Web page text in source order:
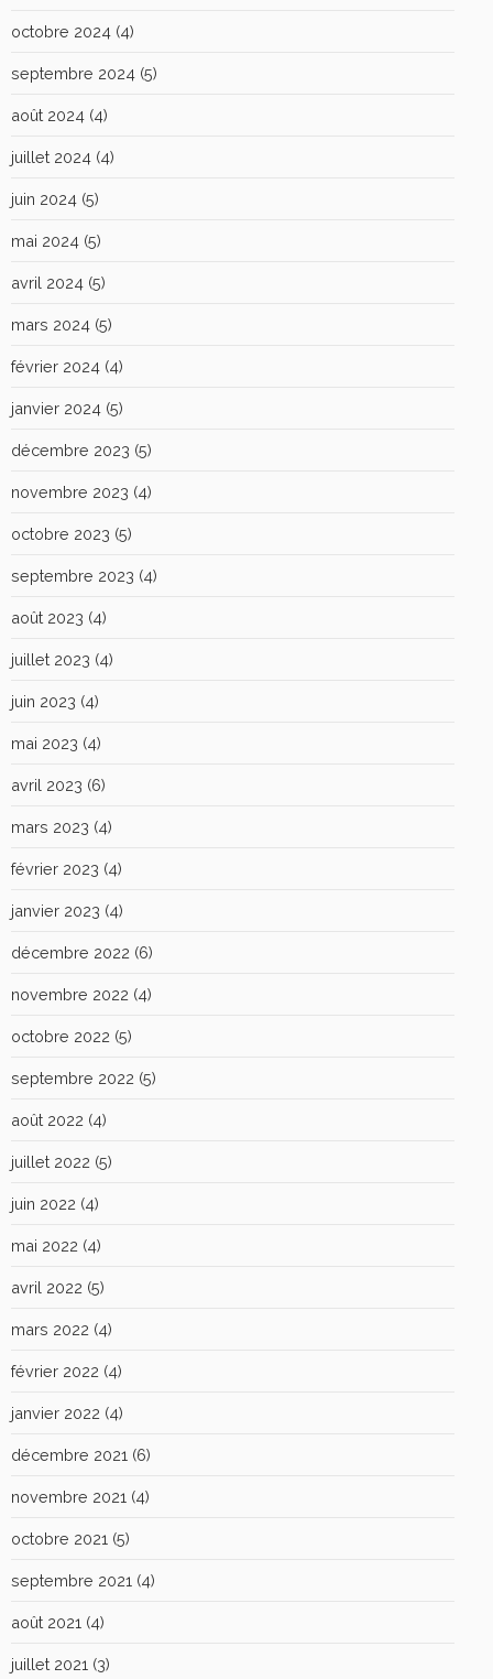
octobre 2024 (4)
septembre 2024 (5)
août 2024 (4)
juillet 2024 (4)
juin 2024 (5)
mai 2024 (5)
avril 2024 (5)
mars 2024 (5)
février 2024 (4)
janvier 2024 (5)
décembre 2023 (5)
novembre 2023 (4)
octobre 2023 (5)
septembre 2023 (4)
août 2023 (4)
juillet 2023 (4)
juin 2023 (4)
mai 2023 (4)
avril 2023 (6)
mars 2023 (4)
février 2023 (4)
janvier 2023 (4)
décembre 2022 (6)
novembre 2022 (4)
octobre 2022 (5)
septembre 2022 (5)
août 2022 (4)
juillet 2022 (5)
juin 2022 (4)
mai 2022 (4)
avril 2022 (5)
mars 2022 (4)
février 2022 (4)
janvier 2022 (4)
décembre 2021 (6)
novembre 2021 (4)
octobre 2021 (5)
septembre 2021 (4)
août 2021 (4)
juillet 2021 (3)